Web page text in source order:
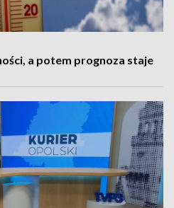
a potem prognoza staje